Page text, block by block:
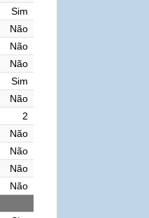
Sim
Não
Não
Não
Sim
Não
2
Não
Não
Não
Não